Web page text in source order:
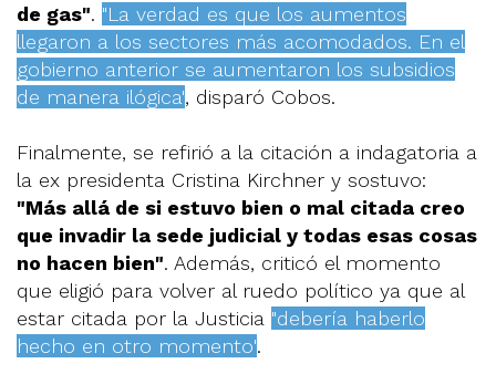
de gas". "La verdad es que los aumentos
llegaron a los sectores más acomodados. En el
gobierno anterior se aumentaron los subsidios
de manera ilógica", disparó Cobos.
Finalmente, se refirió a la citación a indagatoria a
la ex presidenta Cristina Kirchner y sostuvo:
"Más allá de si estuvo bien o mal citada creo
que invadir la sede judicial y todas esas cosas
no hacen bien". Además, criticó el momento
que eligió para volver al ruedo político ya que al
estar citada por la Justicia "debería haberlo
hecho en otro momento".